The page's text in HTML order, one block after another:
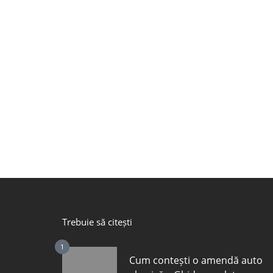
Trebuie să citești
1
Cum contești o amendă auto